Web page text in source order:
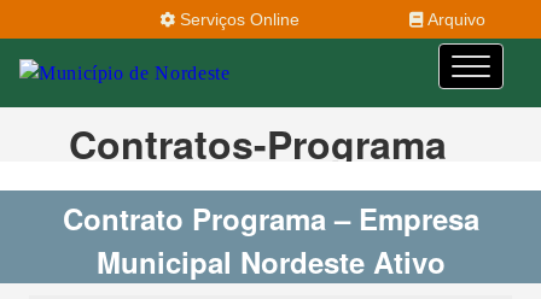
Serviços Online Arquivo
Contratos-Programa
Contrato Programa – Empresa
Municipal Nordeste Ativo